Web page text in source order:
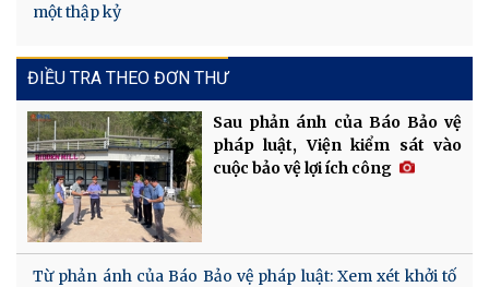
một thập kỷ
ĐIỀU TRA THEO ĐƠN THƯ
Sau phản ánh của Báo Bảo vệ
pháp luật, Viện kiểm sát vào
cuộc bảo vệ lợi ích công
Từ phản ánh của Báo Bảo vệ pháp luật: Xem xét khởi tố